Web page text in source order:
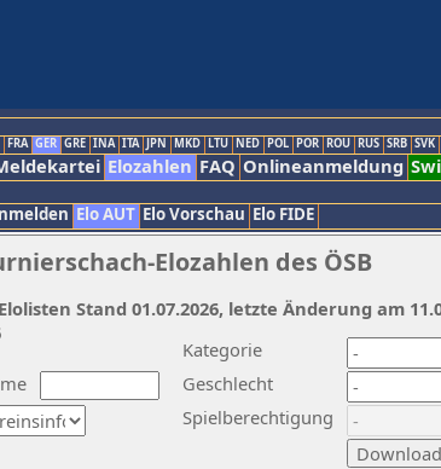
FRA GER GRE INA ITA JPN MKD LTU NED POL POR ROU RUS SRB SVK
Elozahlen FAQ Onlineanmeldung
Elo AUT Elo Vorschau Elo FIDE
Elozahlen des ÖSB
Kategorie
Geschlecht
Spielberechtigung
Stand 01.07.2026, letzte Änderung am